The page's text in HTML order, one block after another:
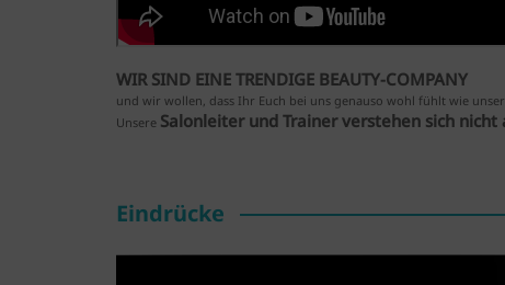
WIR SIND EINE TRENDIGE BEAUTY-COMPANY
und wir wollen, dass Ihr Euch bei uns genauso wohl fühlt wie
Unsere Salonleiter und Trainer verstehen sich nicht
Eindrücke